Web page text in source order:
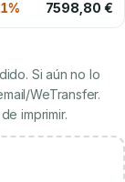
7598,80 €
Si aún no lo
WeTransfer.
imprimir.